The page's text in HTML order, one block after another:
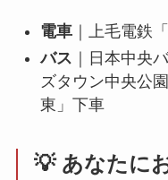
電車｜上毛電鉄
バス ｜日本中央
ズタウン中央公
東」下車
💡 あなたに